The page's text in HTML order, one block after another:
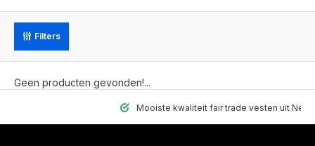
Filters
Geen producten gevonden!...
Mooiste kwaliteit fair trade vesten uit Nepal